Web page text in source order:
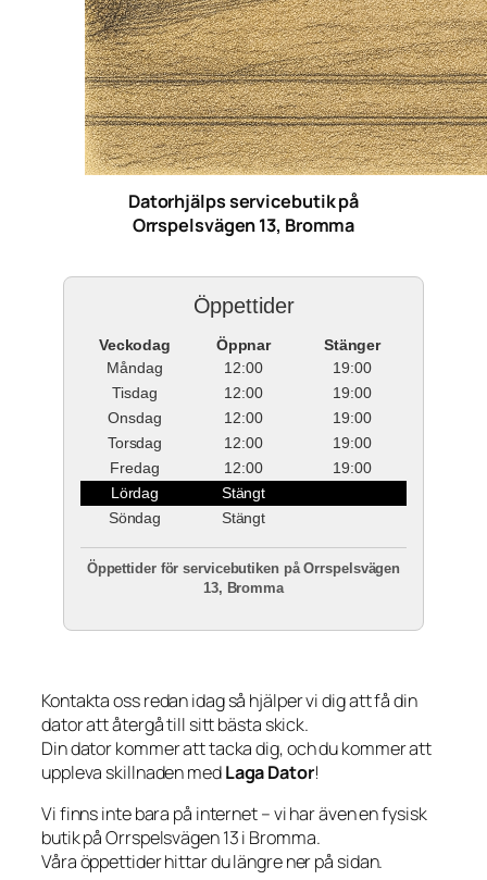
Datorhjälps servicebutik på
Orrspelsvägen 13, Bromma
Öppettider
Veckodag Öppnar
Stänger
Måndag
12:00
19:00
Tisdag
12:00
19:00
Onsdag
12:00
19:00
Torsdag
12:00
19:00
Fredag
12:00
19:00
Lördag
Stängt
Söndag
Stängt
Öppettider för servicebutiken på Orrspelsvägen
13, Bromma
Kontakta oss redan idag så hjälper vi dig att få din
dator att återgå till sitt bästa skick.
Din dator kommer att tacka dig, och du kommer att
uppleva skillnaden medLaga Dator!
Vi finns inte bara på internet – vi har även en fysisk
butik på Orrspelsvägen 13 i Bromma.
Våra öppettider hittar du längre ner på sidan.